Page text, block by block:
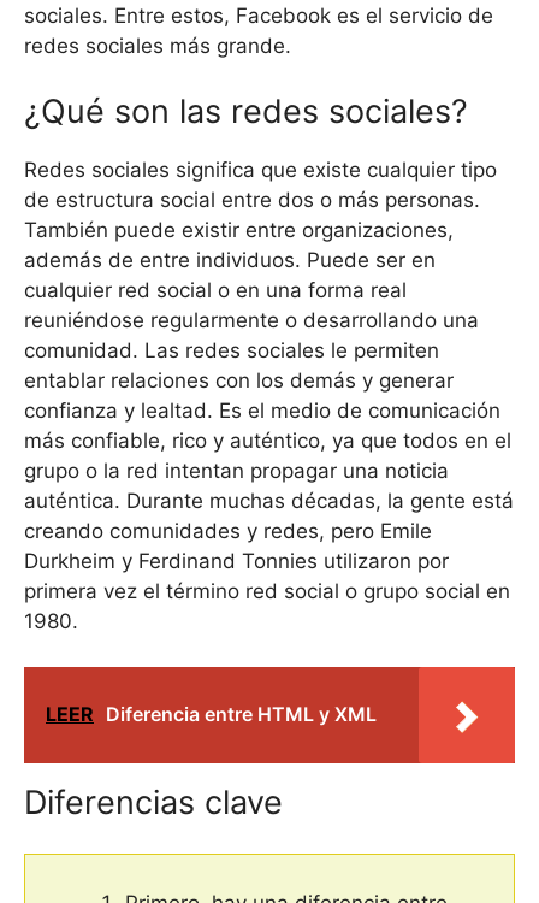
sociales. Entre estos, Facebook es el servicio de
redes sociales más grande.
¿Qué son las redes sociales?
Redes sociales significa que existe cualquier tipo
de estructura social entre dos o más personas.
También puede existir entre organizaciones,
además de entre individuos. Puede ser en
cualquier red social o en una forma real
reuniéndose regularmente o desarrollando una
comunidad. Las redes sociales le permiten
entablar relaciones con los demás y generar
confianza y lealtad. Es el medio de comunicación
más confiable, rico y auténtico, ya que todos en el
grupo o la red intentan propagar una noticia
auténtica. Durante muchas décadas, la gente está
creando comunidades y redes, pero Emile
Durkheim y Ferdinand Tonnies utilizaron por
primera vez el término red social o grupo social en
1980.
LEER Diferencia entre HTML y XML
Diferencias clave